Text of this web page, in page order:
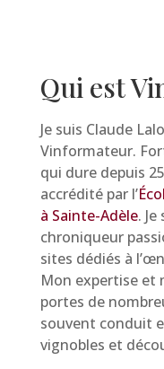
Qui est
Je suis Claude
Vinformateur.
qui dure depuis
accrédité par l’
à Sainte-Adèle.
chroniqueur
sites dédiés à
Mon expertise et
portes de
souvent conduit
vignobles et